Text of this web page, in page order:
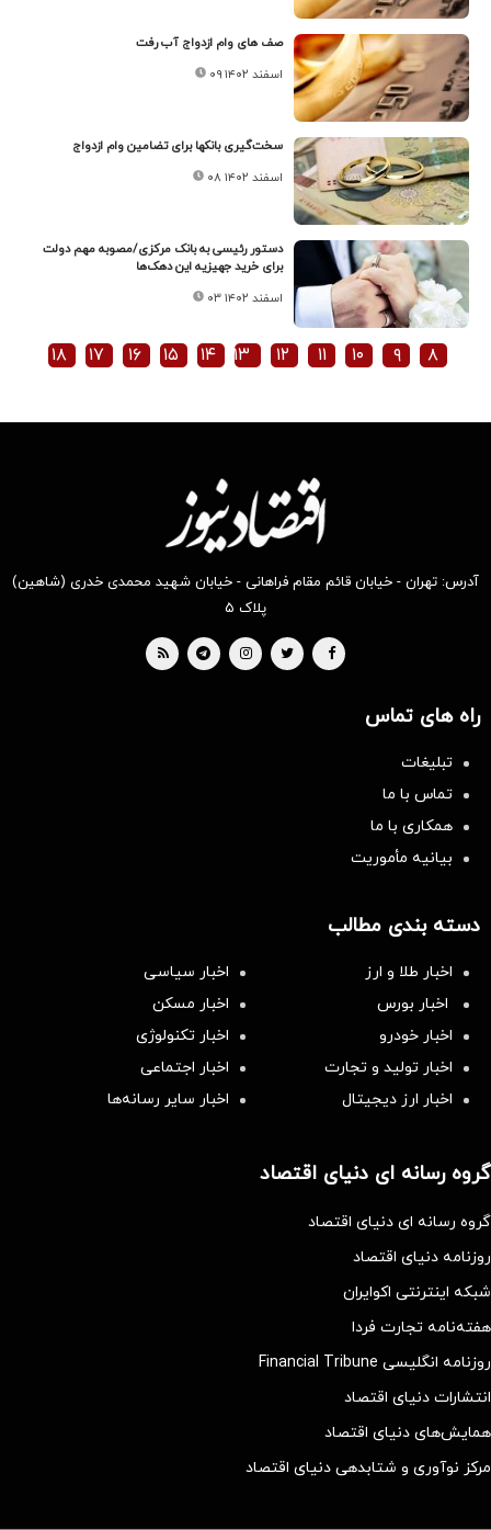
صف های وام ازدواج آب رفت
۰۹ اسفند ۱۴۰۲
سخت‌گیری بانکها برای تضامین وام ازدواج
۰۸ اسفند ۱۴۰۲
دستور رئیسی به بانک مرکزی/مصوبه مهم دولت
برای خرید جهیزیه این دهک‌ها
۰۳ اسفند ۱۴۰۲
۸ ۹ ۱۰ ۱۱ ۱۲ ۱۳ ۱۴ ۱۵ ۱۶ ۱۷ ۱۸
آدرس: تهران - خیابان قائم مقام فراهانی - خیابان شهید محمدی خدری (شاهین)
پلاک ۵
راه های تماس
تبلیغات
تماس با ما
همکاری با ما
بیانیه مأموریت
دسته بندی مطالب
اخبار طلا و ارز
اخبار سیاسی
اخبار بورس
اخبار مسکن
اخبار خودرو
اخبار تکنولوژی
اخبار تولید و تجارت
اخبار اجتماعی
اخبار ارز دیجیتال
اخبار سایر رسانه‌‌ها
گروه رسانه ای دنیای اقتصاد
گروه رسانه ای دنیای اقتصاد
روزنامه دنیای اقتصاد
شبکه اینترنتی اکوایران
هفته‌نامه تجارت فردا
روزنامه انگلیسی Financial Tribune
انتشارات دنیای اقتصاد
همایش‌های دنیای اقتصاد
مرکز نوآوری و شتابدهی دنیای اقتصاد